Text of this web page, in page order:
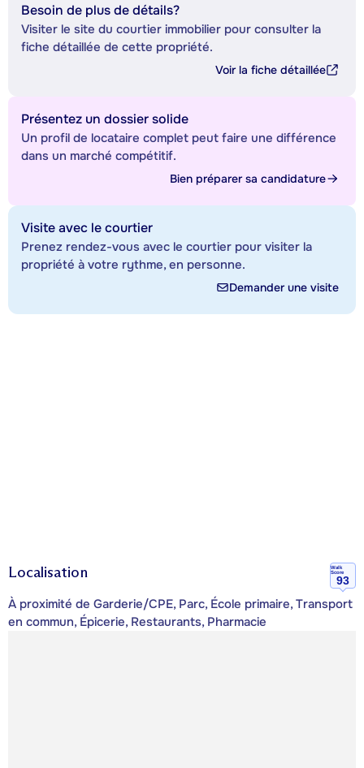
Besoin de plus de détails?
Visiter le site du courtier immobilier pour consulter la
fiche détaillée de cette propriété.
Voir la fiche détaillée
Présentez un dossier solide
Un profil de locataire complet peut faire une différence
dans un marché compétitif.
Bien préparer sa candidature
Visite avec le courtier
Prenez rendez-vous avec le courtier pour visiter la
propriété à votre rythme, en personne.
Demander une visite
Localisation
Walk
Score
93
À proximité de Garderie/CPE, Parc, École primaire, Transport
en commun, Épicerie, Restaurants, Pharmacie